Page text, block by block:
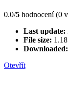
0.0/5 hodnocení (0
Last update:
File size:
Downloaded:
Otevřít